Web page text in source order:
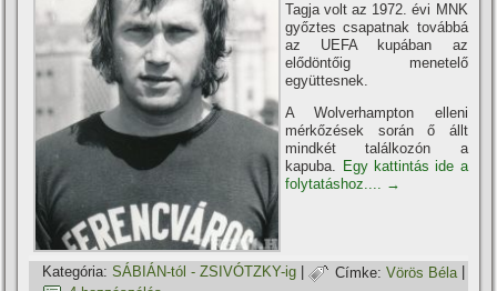
Tagja volt az 1972. évi MNK
győztes csapatnak továbbá
az UEFA kupában az
elődöntőig menetelő
együttesnek.
A Wolverhampton elleni
mérkőzések során ő állt
mindkét találkozón a
kapuba. Egy kattintás ide a
folytatáshoz.... →
Kategória: SÁBIÁN-tól - ZSIVÓTZKY-ig | Címke: Vörös Béla